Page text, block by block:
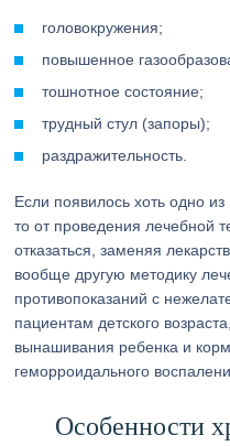
головокружения;
повышенное
тошнотное состояние;
трудный стул (запоры);
раздражительность.
Если появилось хоть одно
то от проведения лечебной
отказаться, заменяя
вообще другую методику
противопоказаний с
пациентам детского
вынашивания ребенка и
геморроидального
Особенности